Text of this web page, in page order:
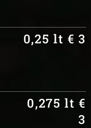
0,25 lt € 3
0,275 lt €
3